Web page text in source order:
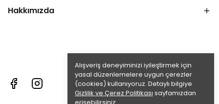
Alışveriş deneyiminizi iyileştirmek için
yasal düzenlemelere uygun çerezler
(cookies) kullanıyoruz. Detaylı bilgiye
Gizlilik ve Çerez Politikası sayfamızdan
Hakkımızda